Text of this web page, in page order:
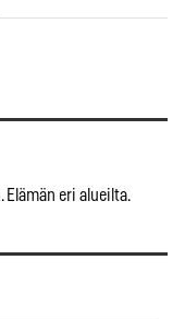
Elämän eri alueilta.